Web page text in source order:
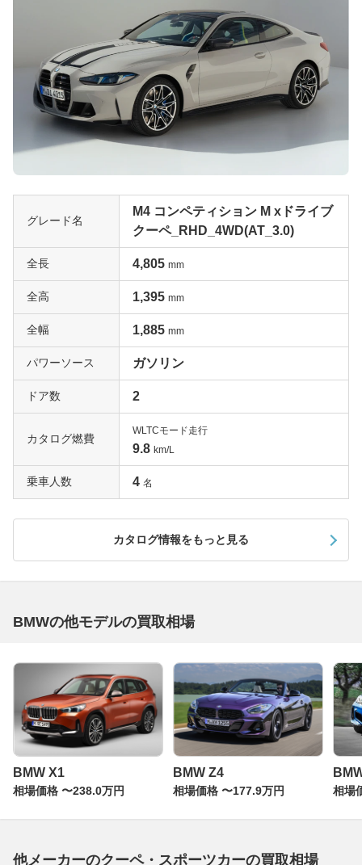
グレード名
M4 コンペティション M xドライブ
クーペ_RHD_4WD(AT_3.0)
全長 4,805 mm
全高 1,395 mm
全幅 1,885 mm
パワーソース ガソリン
ドア数 2
カタログ燃費
WLTCモード走行
9.8 km/L
乗車人数 4 名
カタログ情報をもっと見る
BMWの他モデルの買取相場
BMW X1
相場価格 〜238.0万円
BMW Z4
相場価格 〜177.9万円 相場
他メーカーのクーペ・スポーツカーの買取相場